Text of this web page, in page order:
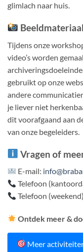
glimlach naar huis.
Tijdens onze
video’s worden
gebruikt op onze
andere
je liever niet
dit voorafgaand aan
van onze begeleiders.
Vragen of
E-mail:
Telefoon
Telefoon
Ontdek meer &
Meer